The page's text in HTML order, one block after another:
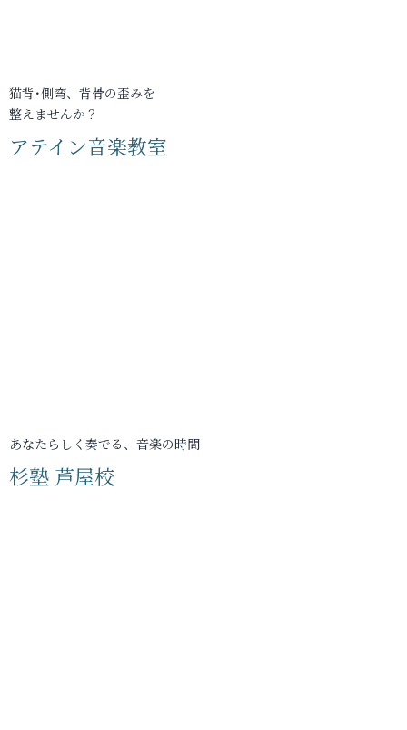
猫背･側弯、背骨の歪みを
整えませんか？
アテイン音楽教室
あなたらしく奏でる、音楽の時間
杉塾 芦屋校